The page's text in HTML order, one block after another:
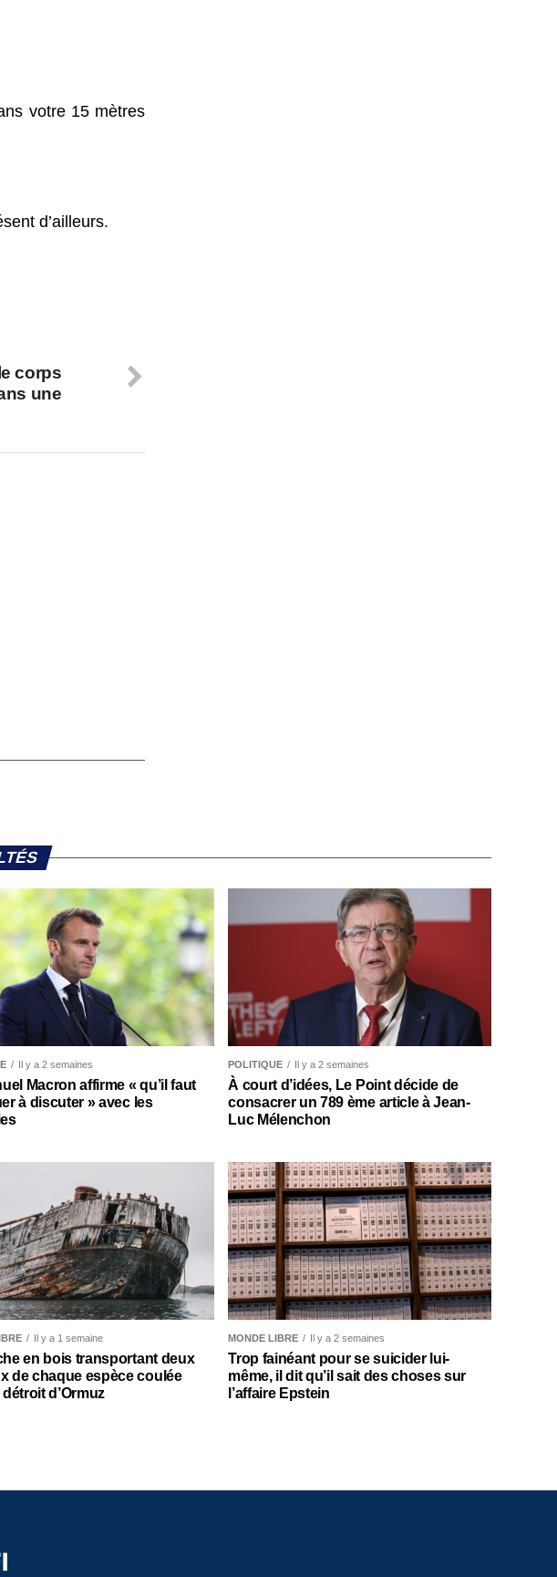
votre 15 mètres
d’ailleurs.
corps
une
Il y a 2 semaines
Macron affirme « qu’il faut
à discuter » avec les
POLITIQUE Il y a 2 semaines
À court d’idées, Le Point décide de
consacrer un 789 ème article à Jean-
Luc Mélenchon
Il y a 1 semaine
en bois transportant deux
de chaque espèce coulée
d’Ormuz
MONDE LIBRE Il y a 2 semaines
Trop fainéant pour se suicider lui-
même, il dit qu’il sait des choses sur
l’affaire Epstein